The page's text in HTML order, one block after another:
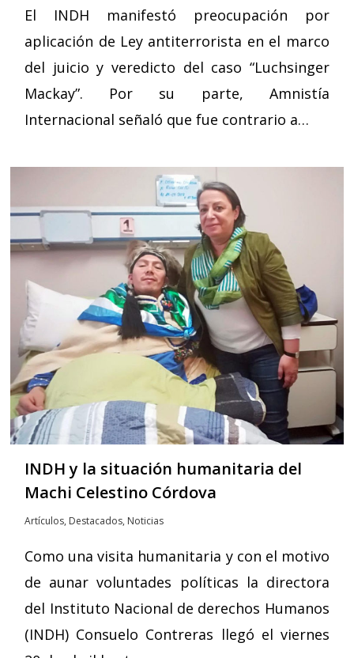
El INDH manifestó preocupación por
aplicación de Ley antiterrorista en el marco
del juicio y veredicto del caso “Luchsinger
Mackay”. Por su parte, Amnistía
Internacional señaló que fue contrario a…
INDH y la situación humanitaria del
Machi Celestino Córdova
Artículos, Destacados, Noticias
Como una visita humanitaria y con el motivo
de aunar voluntades políticas la directora
del Instituto Nacional de derechos Humanos
(INDH) Consuelo Contreras llegó el viernes